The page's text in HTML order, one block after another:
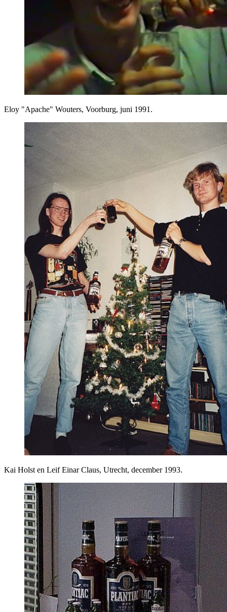
Eloy "Apache" Wouters, Voorburg, juni 1991.
Kai Holst en Leif Einar Claus, Utrecht, december 1993.